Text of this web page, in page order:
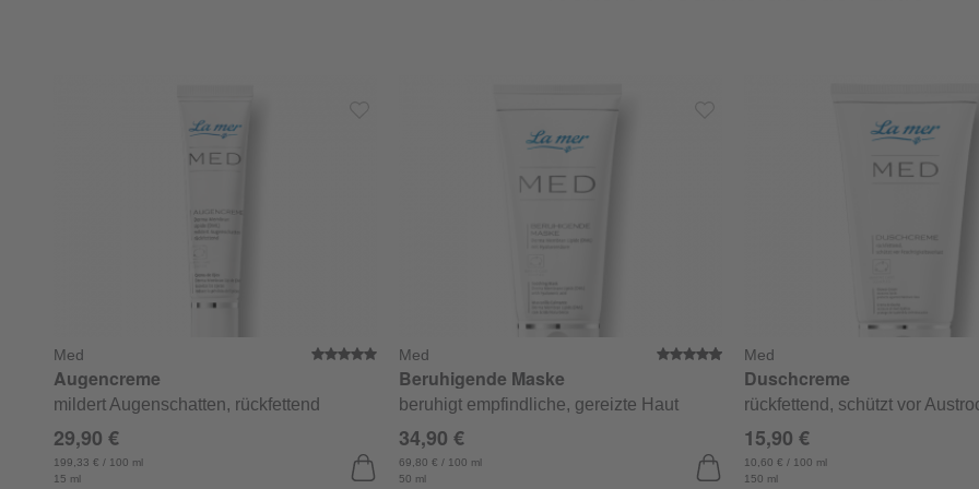
Med
Durchschnittliche Bewertung von 5 von 5 Sternen
Augencreme
mildert Augenschatten, rückfettend
15 ml
199,33 € / 100 ml
29,90 €
Med
Durchschnittliche Bewertung
Beruhigende Maske
beruhigt empfindliche, gereizte Haut
50 ml
69,80 € / 100 ml
34,90 €
Med
Duschcreme
rückfettend, schützt vor
150 ml
10,60 € / 100 ml
15,90 €